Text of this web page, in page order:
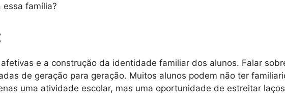
essa família?
e a construção da identidade familiar dos alunos. Falar
de geração para geração. Muitos alunos podem não ter
uma atividade escolar, mas uma oportunidade de estreitar